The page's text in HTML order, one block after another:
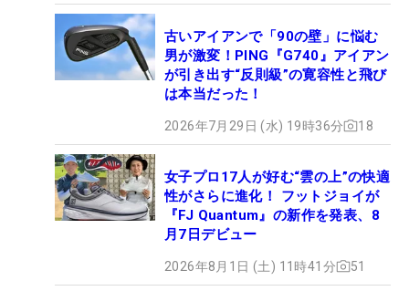
古いアイアンで「90の壁」に悩む
男が激変！PING『G740』アイアン
が引き出す“反則級”の寛容性と飛び
は本当だった！
2026年7月29日 (水) 19時36分 18
女子プロ17人が好む“雲の上”の快適
性がさらに進化！ フットジョイが
『FJ Quantum』の新作を発表、8
月7日デビュー
2026年8月1日 (土) 11時41分 51